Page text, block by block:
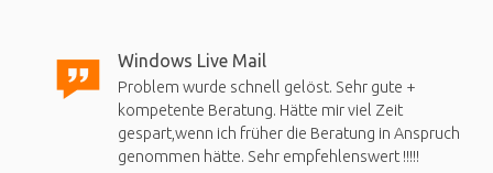
Windows Live Mail
Problem wurde schnell gelöst. Sehr gute +
kompetente Beratung. Hätte mir viel Zeit
gespart,wenn ich früher die Beratung in Anspruch
genommen hätte. Sehr empfehlenswert !!!!!